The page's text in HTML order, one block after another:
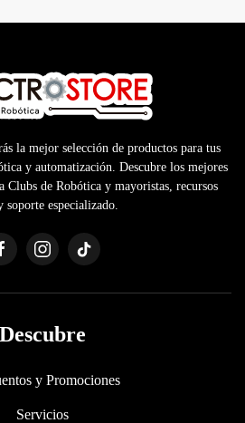
la mejor selección de productos para tus
y automatización. Descubre los mejores
Clubs de Robótica y mayoristas, recursos
soporte especializado.
Descubre
y Promociones
Servicios